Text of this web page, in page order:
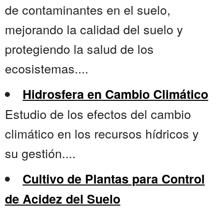
de contaminantes en el suelo,
mejorando la calidad del suelo y
protegiendo la salud de los
ecosistemas....
Hidrosfera en Cambio Climático
Estudio de los efectos del cambio
climático en los recursos hídricos y
su gestión....
Cultivo de Plantas para Control
de Acidez del Suelo